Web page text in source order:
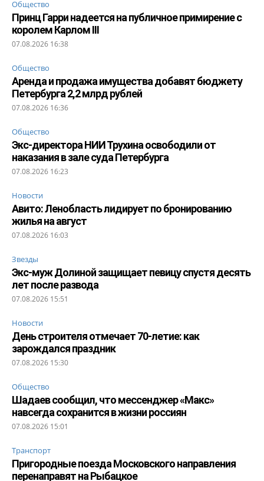
Общество
Принц Гарри надеется на публичное примирение с
королем Карлом III
07.08.2026 16:38
Общество
Аренда и продажа имущества добавят бюджету
Петербурга 2,2 млрд рублей
07.08.2026 16:36
Общество
Экс-директора НИИ Трухина освободили от
наказания в зале суда Петербурга
07.08.2026 16:23
Новости
Авито: Ленобласть лидирует по бронированию
жилья на август
07.08.2026 16:03
Звезды
Экс-муж Долиной защищает певицу спустя десять
лет после развода
07.08.2026 15:51
Новости
День строителя отмечает 70-летие: как
зарождался праздник
07.08.2026 15:30
Общество
Шадаев сообщил, что мессенджер «Макс»
навсегда сохранится в жизни россиян
07.08.2026 15:01
Транспорт
Пригородные поезда Московского направления
перенаправят на Рыбацкое